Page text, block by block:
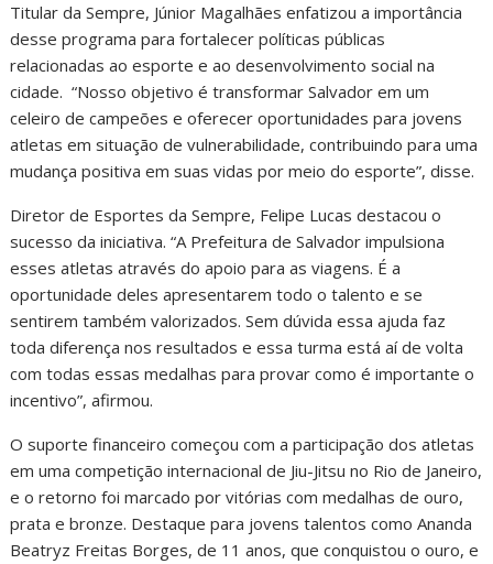
Titular da Sempre, Júnior Magalhães enfatizou a importância
desse programa para fortalecer políticas públicas
relacionadas ao esporte e ao desenvolvimento social na
cidade. “Nosso objetivo é transformar Salvador em um
celeiro de campeões e oferecer oportunidades para jovens
atletas em situação de vulnerabilidade, contribuindo para uma
mudança positiva em suas vidas por meio do esporte”, disse.
Diretor de Esportes da Sempre, Felipe Lucas destacou o
sucesso da iniciativa. “A Prefeitura de Salvador impulsiona
esses atletas através do apoio para as viagens. É a
oportunidade deles apresentarem todo o talento e se
sentirem também valorizados. Sem dúvida essa ajuda faz
toda diferença nos resultados e essa turma está aí de volta
com todas essas medalhas para provar como é importante o
incentivo”, afirmou.
O suporte financeiro começou com a participação dos atletas
em uma competição internacional de Jiu-Jitsu no Rio de Janeiro,
e o retorno foi marcado por vitórias com medalhas de ouro,
prata e bronze. Destaque para jovens talentos como Ananda
Beatryz Freitas Borges, de 11 anos, que conquistou o ouro, e